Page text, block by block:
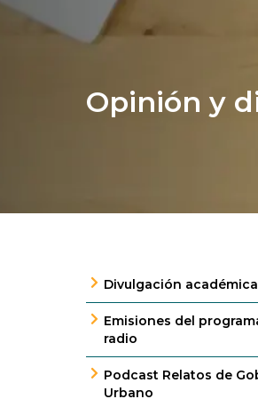
Opinión y
Divulgación académica
Emisiones del
radio
Podcast Relatos de
Urbano